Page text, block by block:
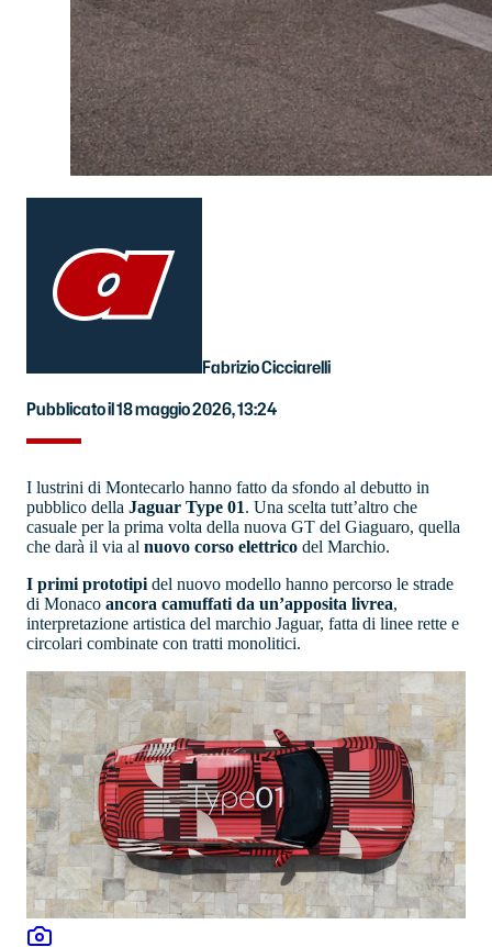
Fabrizio Cicciarelli
Pubblicato il 18 maggio 2026, 13:24
I lustrini di Montecarlo hanno fatto da sfondo al debutto in
pubblico della Jaguar Type 01. Una scelta tutt’altro che
casuale per la prima volta della nuova GT del Giaguaro, quella
che darà il via al nuovo corso elettrico del Marchio.
I primi prototipi del nuovo modello hanno percorso le strade
di Monaco ancora camuffati da un’apposita livrea,
interpretazione artistica del marchio Jaguar, fatta di linee rette e
circolari combinate con tratti monolitici.